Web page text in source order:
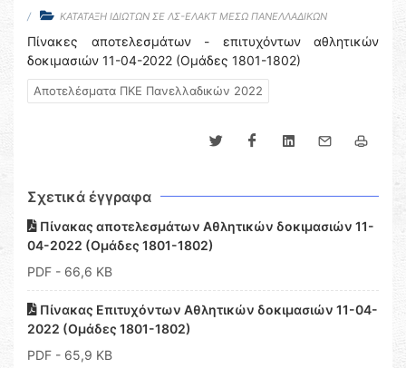
ΚΑΤΑΤΑΞΗ ΙΔΙΩΤΩΝ ΣΕ ΛΣ-ΕΛΑΚΤ ΜΕΣΩ ΠΑΝΕΛΛΑΔΙΚΩΝ
Πίνακες αποτελεσμάτων - επιτυχόντων αθλητικών
δοκιμασιών 11-04-2022 (Ομάδες 1801-1802)
Αποτελέσματα ΠΚΕ Πανελλαδικών 2022
Σχετικά έγγραφα
Πίνακας αποτελεσμάτων Αθλητικών δοκιμασιών 11-
04-2022 (Ομάδες 1801-1802)
PDF - 66,6 KB
Πίνακας Επιτυχόντων Αθλητικών δοκιμασιών 11-04-
2022 (Ομάδες 1801-1802)
PDF - 65,9 KB